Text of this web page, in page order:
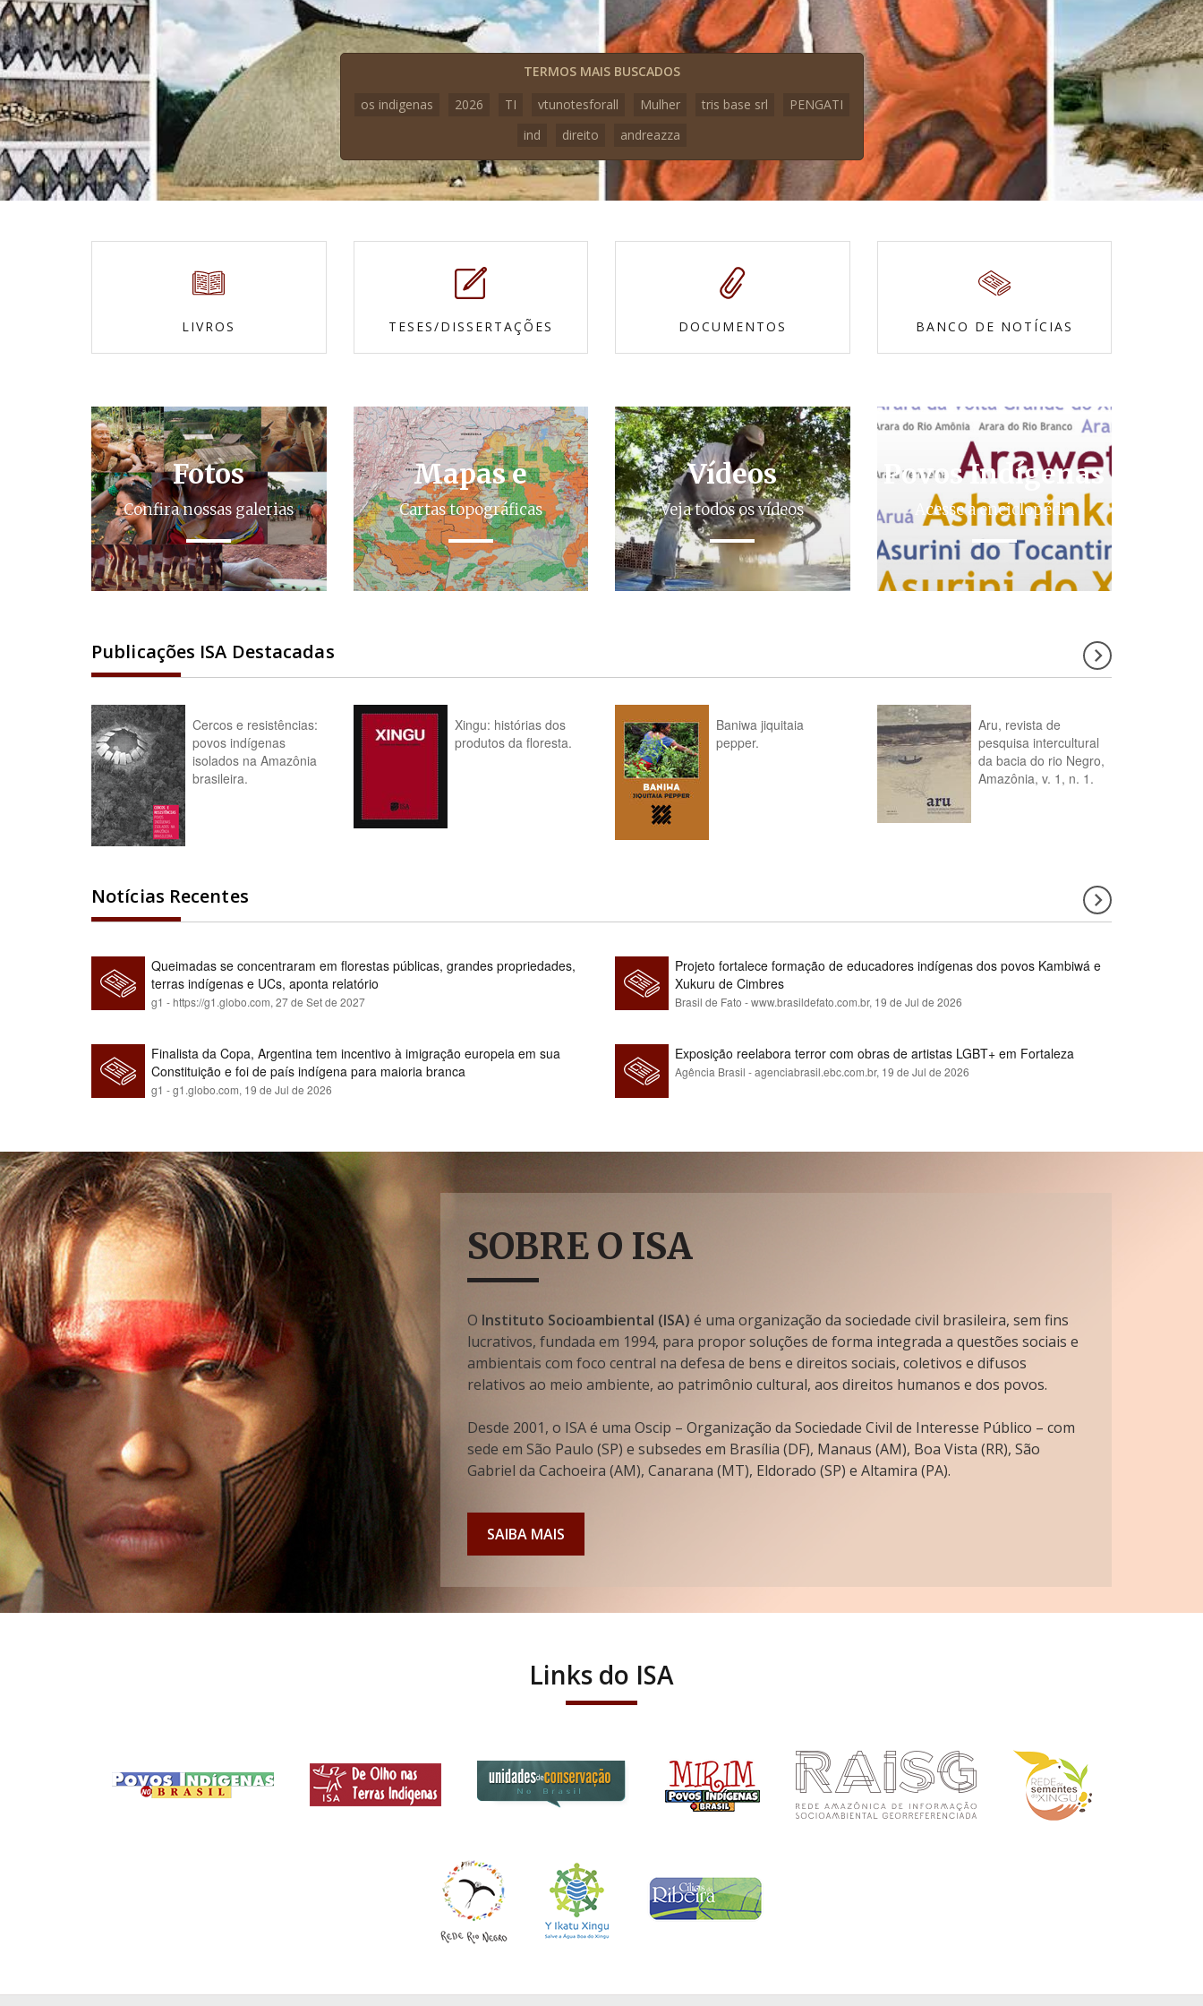
TERMOS MAIS BUSCADOS
os indigenas
2026 TI vtunotesforall Mulher tris base srl
PENGATI
ind
direito andreazza
LIVROS TESES/DISSERTAÇÕES DOCUMENTOS BANCO DE NOTÍCIAS
Fotos
Confira nossas galerias
Mapas e
Cartas topográficas
Vídeos
Veja todos os vídeos
Povos Indígenas
Acesse a enciclopédia
Publicações ISA Destacadas
Cercos e resistências:
povos indígenas
isolados na Amazônia
brasileira.
Xingu: histórias dos
produtos da floresta.
Baniwa jiquitaia
pepper.
Aru, revista de
pesquisa intercultural
da bacia do rio Negro,
Amazônia, v. 1, n. 1.
Notícias Recentes
Queimadas se concentraram em florestas públicas, grandes propriedades,
terras indígenas e UCs, aponta relatório
g1 - https://g1.globo.com, 27 de Set de 2027
Projeto fortalece formação de educadores indígenas dos povos Kambiwá e
Xukuru de Cimbres
Brasil de Fato - www.brasildefato.com.br, 19 de Jul de 2026
Finalista da Copa, Argentina tem incentivo à imigração europeia em sua
Constituição e foi de país indígena para maioria branca
g1 - g1.globo.com, 19 de Jul de 2026
Exposição reelabora terror com obras de artistas LGBT+ em Fortaleza
Agência Brasil - agenciabrasil.ebc.com.br, 19 de Jul de 2026
SOBRE O ISA
O Instituto Socioambiental (ISA) é uma organização da sociedade civil brasileira, sem fins
lucrativos, fundada em 1994, para propor soluções de forma integrada a questões sociais e
ambientais com foco central na defesa de bens e direitos sociais, coletivos e difusos
relativos ao meio ambiente, ao patrimônio cultural, aos direitos humanos e dos povos.
Desde 2001, o ISA é uma Oscip – Organização da Sociedade Civil de Interesse Público – com
sede em São Paulo (SP) e subsedes em Brasília (DF), Manaus (AM), Boa Vista (RR), São
Gabriel da Cachoeira (AM), Canarana (MT), Eldorado (SP) e Altamira (PA).
SAIBA MAIS
Links do ISA